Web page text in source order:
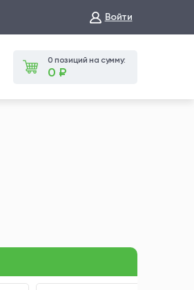
Войти
0 позиций на сумму:
0 ₽